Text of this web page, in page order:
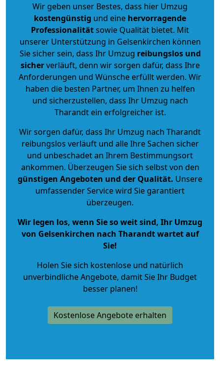
Wir geben unser Bestes, dass hier Umzug
kostengünstig und eine hervorragende
Professionalitätsowie Qualität bietet. Mit
unserer Unterstützung in Gelsenkirchen können
Sie sicher sein, dass Ihr Umzug reibungslos und
sicherverläuft, denn wir sorgen dafür, dass Ihre
Anforderungen und Wünsche erfüllt werden. Wir
haben die besten Partner, um Ihnen zu helfen
und sicherzustellen, dass Ihr Umzug nach
Tharandt ein erfolgreicher ist.
Wir sorgen dafür, dass Ihr Umzug nach Tharandt
reibungslos verläuft und alle Ihre Sachen sicher
und unbeschadet an Ihrem Bestimmungsort
ankommen. Überzeugen Sie sich selbst von den
günstigen Angeboten und der Qualität. Unsere
umfassender Service wird Sie garantiert
überzeugen.
Wir legen los, wenn Sie so weit sind, Ihr Umzug
von Gelsenkirchen nach Tharandt wartet auf
Sie!
Holen Sie sich kostenlose und natürlich
unverbindliche Angebote, damit Sie Ihr Budget
besser planen!
Kostenlose Angebote erhalten